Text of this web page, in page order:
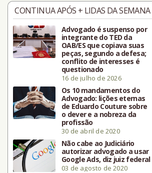
CONTINUA APÓS + LIDAS DA SEMANA
Advogado é suspenso por
integrante do TED da
OAB/ES que copiava suas
peças, segundo a defesa;
conflito de interesses é
questionado
16 de julho de 2026
Os 10 mandamentos do
Advogado: lições eternas
de Eduardo Couture sobre
o dever e a nobreza da
profissão
30 de abril de 2020
Não cabe ao Judiciário
autorizar advogado a usar
Google Ads, diz juiz federal
03 de agosto de 2020